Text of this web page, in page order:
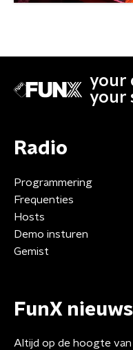
your
your
Radio
Programmering
Frequenties
Hosts
Demo insturen
Gemist
FunX
Altijd op de hoogte